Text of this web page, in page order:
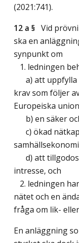
(2021:741).
12 a § Vid
ska en
synpunkt om
1. ledningen
a) att uppfylla
krav som följer
Europeiska
b) en säker
c) ökad
d) att
intresse, och
2. ledningen
nätet och en
fråga om lik-
En anläggning